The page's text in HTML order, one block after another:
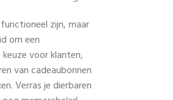
zijn, maar
om een
voor klanten,
van cadeaubonnen
Verras je dierbaren